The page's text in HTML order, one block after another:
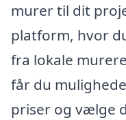
murer til dit
platform, hvor
fra lokale
får du
priser og vælge